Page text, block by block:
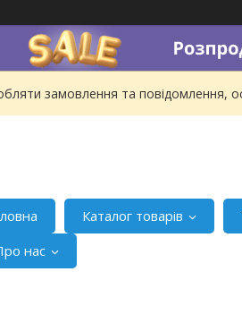
замовлення та повідомлення,
Каталог товарів
нас